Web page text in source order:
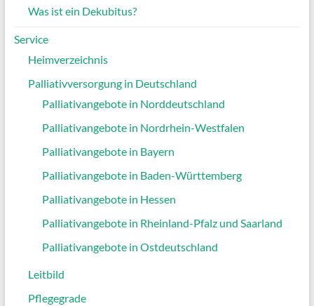
Was ist ein Dekubitus?
Service
Heimverzeichnis
Palliativversorgung in Deutschland
Palliativangebote in Norddeutschland
Palliativangebote in Nordrhein-Westfalen
Palliativangebote in Bayern
Palliativangebote in Baden-Württemberg
Palliativangebote in Hessen
Palliativangebote in Rheinland-Pfalz und Saarland
Palliativangebote in Ostdeutschland
Leitbild
Pflegegrade